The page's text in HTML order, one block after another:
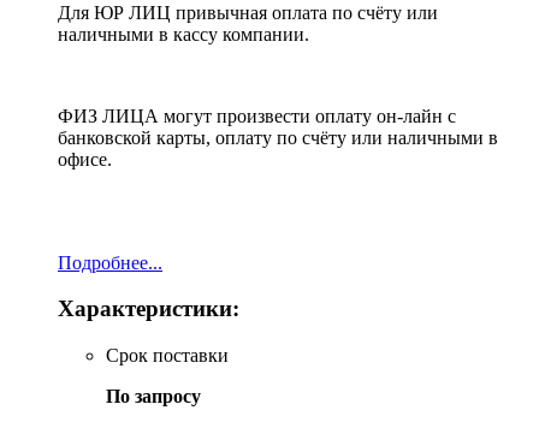
Для ЮР ЛИЦ привычная оплата по счёту или
наличными в кассу компании.
ФИЗ ЛИЦА могут произвести оплату он-лайн с
банковской карты, оплату по счёту или наличными в
офисе.
Подробнее...
Характеристики:
Срок поставки
По запросу